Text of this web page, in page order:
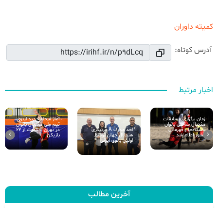
کمیته داوران
آدرس کوتاه:
اخبار مرتبط
زمان برگزاری مسابقات
هندبال ساحلی بانوان
باشگاه‌ها و قهرمانی
کشور اعلام شد
اخذ مدرک A مربیگری
هندبال جهان توسط
اولین بانوی ایرانی
آغاز مرحله جدید اردوی
تیم ملی هندبال بانوان
در تهران با دعوت از ۲۲
بازیکن
‹
›
آخرین مطالب